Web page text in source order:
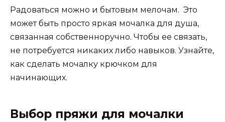
Радоваться можно и бытовым мелочам. Это
может быть просто яркая мочалка для душа,
связанная собственноручно. Чтобы ее связать,
не потребуется никаких либо навыков. Узнайте,
как сделать мочалку крючком для
начинающих.
Выбор пряжи для мочалки